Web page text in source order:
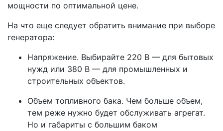
мощности по оптимальной цене.
На что еще следует обратить внимание при выборе
генератора:
Напряжение. Выбирайте 220 В — для бытовых
нужд или 380 В — для промышленных и
строительных объектов.
Объем топливного бака. Чем больше объем,
тем реже нужно будет обслуживать агрегат.
Но и габариты с большим баком